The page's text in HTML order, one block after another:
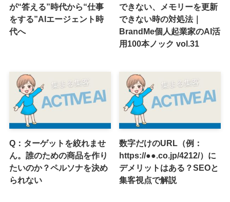
が“答える”時代から“仕事
をする”AIエージェント時
代へ
できない、メモリーを更新
できない時の対処法｜
BrandMe個人起業家のAI活
用100本ノック vol.31
Q：ターゲットを絞れませ
ん。誰のための商品を作り
たいのか？ペルソナを決め
られない
数字だけのURL（例：
https://●●.co.jp/4212/）に
デメリットはある？SEOと
集客視点で解説